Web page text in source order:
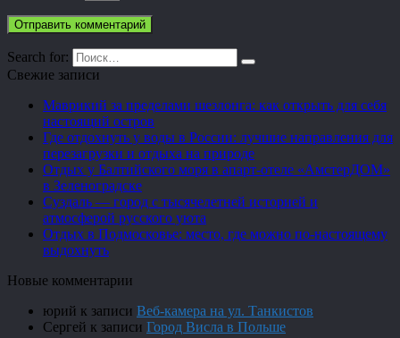
Search for:
Свежие записи
Маврикий за пределами шезлонга: как открыть для себя
настоящий остров
Где отдохнуть у воды в России: лучшие направления для
перезагрузки и отдыха на природе
Отдых у Балтийского моря в апарт-отеле «АмстерДОМ»
в Зеленоградске
Суздаль — город с тысячелетней историей и
атмосферой русского уюта
Отдых в Подмосковье: место, где можно по-настоящему
выдохнуть
Новые комментарии
юрий к записи Веб-камера на ул. Танкистов
Сергей к записи Город Висла в Польше